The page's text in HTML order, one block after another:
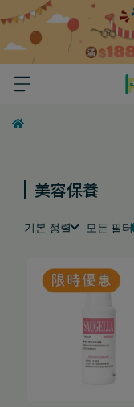
美容保養
기본 정렬 모든 필터